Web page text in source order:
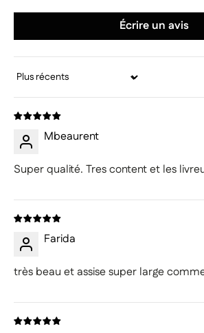
Écrire un avis
Sort by
Mbeaurent
Super qualité. Tres content et les
Farida
très beau et assise super large